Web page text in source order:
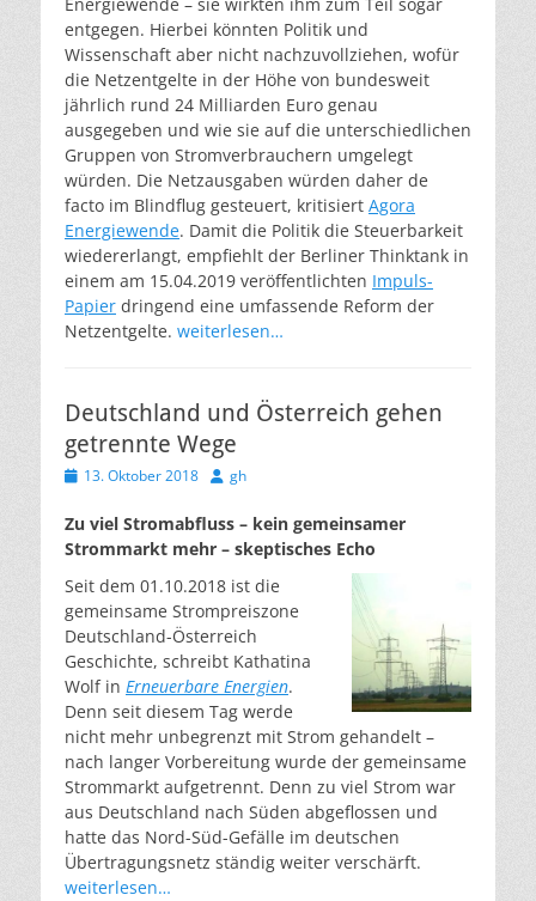
entgegen. Hierbei könnten Politik und
Wissenschaft aber nicht nachzuvollziehen, wofür
die Netzentgelte in der Höhe von bundesweit
jährlich rund 24 Milliarden Euro genau
ausgegeben und wie sie auf die unterschiedlichen
Gruppen von Stromverbrauchern umgelegt
würden. Die Netzausgaben würden daher de
facto im Blindflug gesteuert, kritisiert Agora
Energiewende. Damit die Politik die Steuerbarkeit
wiedererlangt, empfiehlt der Berliner Thinktank in
einem am 15.04.2019 veröffentlichten Impuls-
Papier dringend eine umfassende Reform der
Netzentgelte. weiterlesen…
Deutschland und Österreich gehen
getrennte Wege
Veröffentlicht
13. Oktober 2018 Autor
gh
Zu viel Stromabfluss – kein gemeinsamer
Strommarkt mehr – skeptisches Echo
Seit dem 01.10.2018 ist die
gemeinsame Strompreiszone
Deutschland-Österreich
Geschichte, schreibt Kathatina
Wolf in Erneuerbare Energien.
Denn seit diesem Tag werde
nicht mehr unbegrenzt mit Strom gehandelt –
nach langer Vorbereitung wurde der gemeinsame
Strommarkt aufgetrennt. Denn zu viel Strom war
aus Deutschland nach Süden abgeflossen und
hatte das Nord-Süd-Gefälle im deutschen
Übertragungsnetz ständig weiter verschärft.
weiterlesen…